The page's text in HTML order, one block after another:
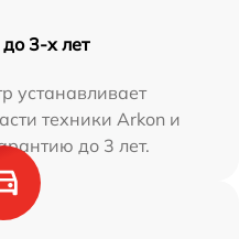
3-х лет
устанавливает
техники Arkon и
до 3 лет.